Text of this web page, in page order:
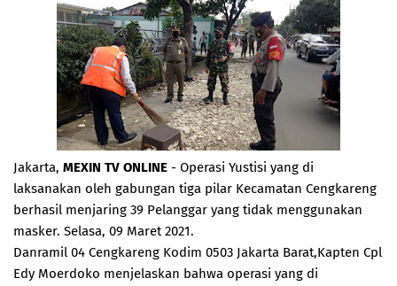
Jakarta, MEXIN TV ONLINE - Operasi Yustisi yang di
laksanakan oleh gabungan tiga pilar Kecamatan Cengkareng
berhasil menjaring 39 Pelanggar yang tidak menggunakan
masker. Selasa, 09 Maret 2021.
Danramil 04 Cengkareng Kodim 0503 Jakarta Barat,Kapten Cpl
Edy Moerdoko menjelaskan bahwa operasi yang di